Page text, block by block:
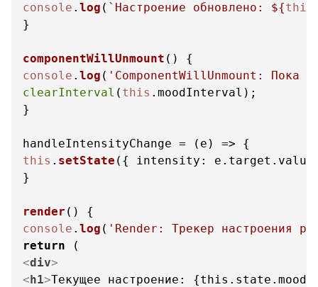
console . log ( `Настроение обновлено: ${this
}
componentWillUnmount (
console . log ( 'ComponentWillUnmount: Пока
clearInterval ( this . moodInterval );
}
handleIntensityChange = ( e ) =>
this . setState ({ intensity : e. target . value
}
render (
console . log ( 'Render: Трекер настроения
return
<div>
<h1>Текущее настроение: {this.state.mood}